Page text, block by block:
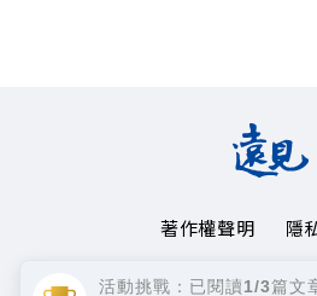
著作權聲明
隱
Copyright©
活動挑戰：已閱讀1/3篇文